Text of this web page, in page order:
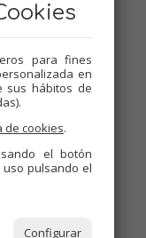
para fines
en
sus hábitos de
de cookies.
el botón
pulsando el
Configurar